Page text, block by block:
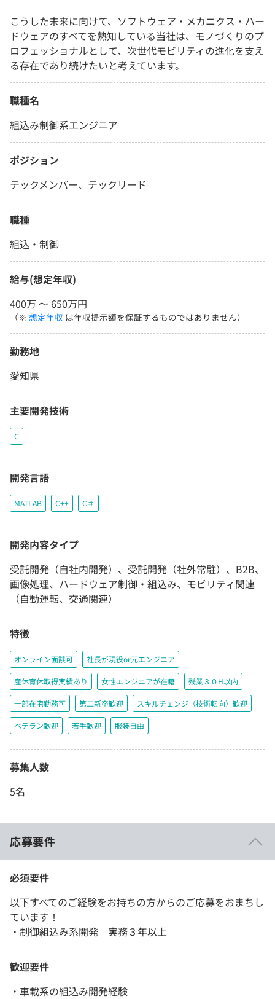
こうした未来に向けて、ソフトウェア・メカニクス・ハー
ドウェアのすべてを熟知している当社は、モノづくりのプ
ロフェッショナルとして、次世代モビリティの進化を支え
る存在であり続けたいと考えています。
職種名
組込み制御系エンジニア
ポジション
テックメンバー、テックリード
職種
組込・制御
給与(想定年収)
400万 〜 650万円
（※ 想定年収 は年収提示額を保証するものではありません）
勤務地
愛知県
主要開発技術
C
開発言語
MATLAB C++ C＃
開発内容タイプ
受託開発（自社内開発）、受託開発（社外常駐）、B2B、
画像処理、ハードウェア制御・組込み、モビリティ関連
（自動運転、交通関連）
特徴
オンライン面談可 社長が現役or元エンジニア
産休育休取得実績あり 女性エンジニアが在籍 残業３０H以内
一部在宅勤務可 第二新卒歓迎 スキルチェンジ（技術転向）歓迎
ベテラン歓迎 若手歓迎 服装自由
募集人数
5名
応募要件
必須要件
以下すべてのご経験をお持ちの方からのご応募をおまちし
ています！
・制御組込み系開発 実務３年以上
歓迎要件
・車載系の組込み開発経験